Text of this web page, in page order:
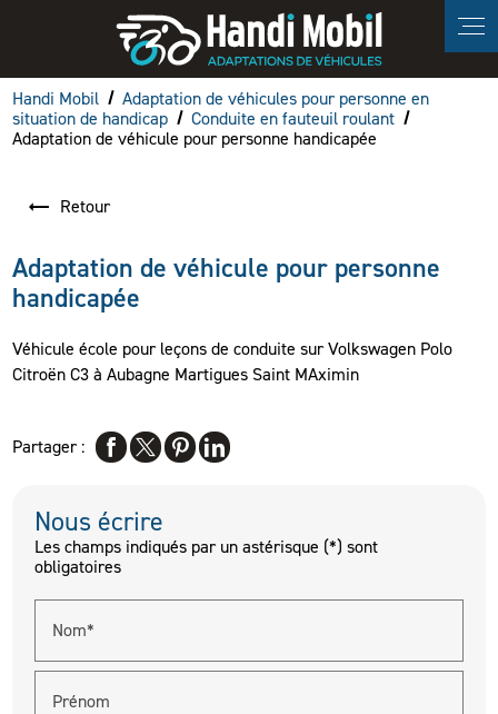
Handi Mobil
Adaptation de véhicules pour personne en
situation de handicap
Conduite en fauteuil roulant
Adaptation de véhicule pour personne handicapée
Retour
Adaptation de véhicule pour personne
handicapée
Véhicule école pour leçons de conduite sur Volkswagen Polo
Citroën C3 à Aubagne Martigues Saint MAximin
Partager :
Nous écrire
Les champs indiqués par un astérisque (*) sont
obligatoires
Nom*
Prénom
Panneau de gestion des cookies